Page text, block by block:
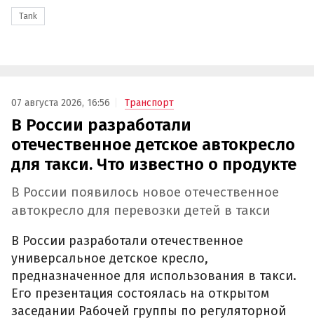
Tank
07 августа 2026, 16:56 Транспорт
В России разработали
отечественное детское автокресло
для такси. Что известно о продукте
В России появилось новое отечественное
автокресло для перевозки детей в такси
В России разработали отечественное
универсальное детское кресло,
предназначенное для использования в такси.
Его презентация состоялась на открытом
заседании Рабочей группы по регуляторной